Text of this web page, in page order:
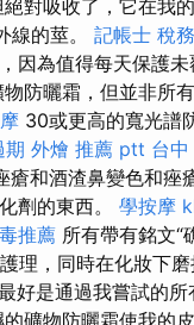
對吸收了，它在我
線的莖。 記帳士 稅
因為值得每天保護
防曬霜，但並非所
30或更高的寬光譜
期 外燴 推薦 ptt 台
和酒渣鼻變色和痤
劑的東西。 學按摩
推薦 所有帶有銘文“
理，同時在化妝下磨
好是通過我嘗試的
礦物防曬霜使我的